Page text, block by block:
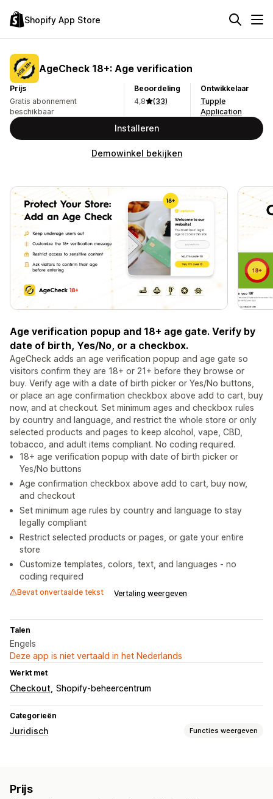
Shopify App Store
AgeCheck 18+: Age verification
Prijs
Gratis abonnement
beschikbaar
Beoordeling
4,8
(33)
Ontwikkelaar
Tupple
Application
Installeren
Demowinkel bekijken
Age verification popup and 18+ age gate. Verify by
date of birth, Yes/No, or a checkbox.
AgeCheck adds an age verification popup and age gate so
visitors confirm they are 18+ or 21+ before they browse or
buy. Verify age with a date of birth picker or Yes/No buttons,
or place an age confirmation checkbox above add to cart, buy
now, and at checkout. Set minimum ages and checkbox rules
by country and language, and restrict the whole store or only
selected products and pages to keep alcohol, vape, CBD,
tobacco, and adult items compliant. No coding required.
18+ age verification popup with date of birth picker or
Yes/No buttons
Age confirmation checkbox above add to cart, buy now,
and checkout
Set minimum age rules by country and language to stay
legally compliant
Restrict selected products or pages, or gate your entire
store
Customize templates, colors, text, and languages - no
coding required
Bevat onvertaalde tekst Vertaling weergeven
Talen
Engels
Deze app is niet vertaald in het Nederlands
Werkt met
Checkout Shopify-beheercentrum
Categorieën
Juridisch Functies weergeven
Beleidsbeheer
Prijs